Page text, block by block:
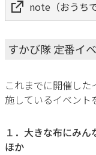
note（おうち
すかび隊 定番イ
これまでに開催し
施しているイベント
１．大きな布にみ
ほか